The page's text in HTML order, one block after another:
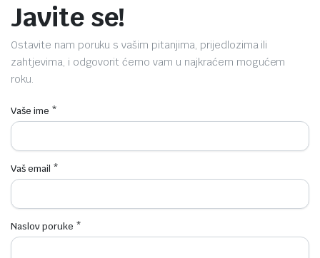
Javite se!
Ostavite nam poruku s vašim pitanjima, prijedlozima ili
zahtjevima, i odgovorit ćemo vam u najkraćem mogućem
roku.
Vaše ime *
Vaš email *
Naslov poruke *